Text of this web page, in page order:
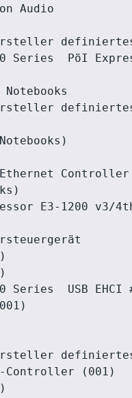
Audio
Series  PöI
Controller
E3-1200 v3/
USB EHCI
Controller (001)